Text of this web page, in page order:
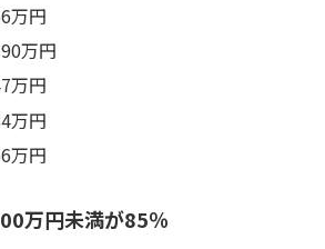
万円
万円
万円
万円
万円
万円未満が85％